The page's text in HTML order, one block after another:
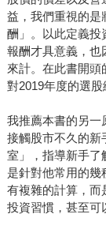
益，我們重視的是
酬」。以此定義投
報酬才具意義，也
來計。在此書開
對2019年度的選股
我推薦本書的另一
接觸股市不久的新
室」，指導新手了
是針對他常用的幾
有複雜的計算，而
投資習慣，甚至可